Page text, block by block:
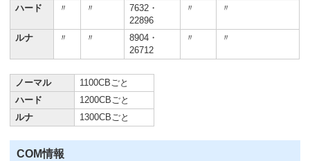
ハード
〃 〃
7632・
22896
〃 〃
ルナ 〃 〃
8904・
26712
〃 〃
ノーマル
1100CBごと
ハード
1200CBごと
ルナ
1300CBごと
COM情報